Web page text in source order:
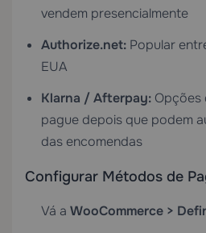
vendem presencialmente
Authorize.net: Popular
EUA
Klarna / Afterpay: Opções
pague depois que podem
das encomendas
Configurar Métodos de
Vá a WooCommerce >